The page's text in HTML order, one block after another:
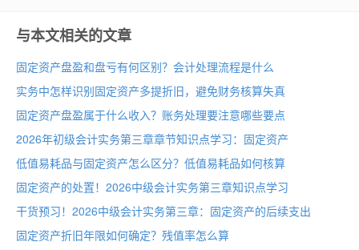
与本文相关的文章
固定资产盘盈和盘亏有何区别？会计处理流程是什么
实务中怎样识别固定资产多提折旧，避免财务核算失真
固定资产盘盈属于什么收入？账务处理要注意哪些要点
2026年初级会计实务第三章章节知识点学习：固定资产
低值易耗品与固定资产怎么区分？低值易耗品如何核算
固定资产的处置！2026中级会计实务第三章知识点学习
干货预习！2026中级会计实务第三章：固定资产的后续支出
固定资产折旧年限如何确定？残值率怎么算